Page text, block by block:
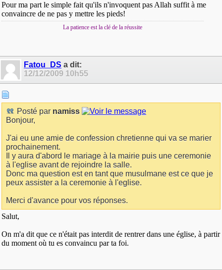
Pour ma part le simple fait qu'ils n'invoquent pas Allah suffit à me
convaincre de ne pas y mettre les pieds!
La patience est la clé de la réussite
Fatou_DS a dit:
12/12/2009 10h55
Posté par namiss
Bonjour,
J'ai eu une amie de confession chretienne qui va se marier
prochainement.
Il y aura d'abord le mariage à la mairie puis une ceremonie
à l'eglise avant de rejoindre la salle.
Donc ma question est en tant que musulmane est ce que je
peux assister a la ceremonie à l'eglise.
Merci d'avance pour vos réponses.
Salut,
On m'a dit que ce n'était pas interdit de rentrer dans une église, à partir
du moment où tu es convaincu par ta foi.